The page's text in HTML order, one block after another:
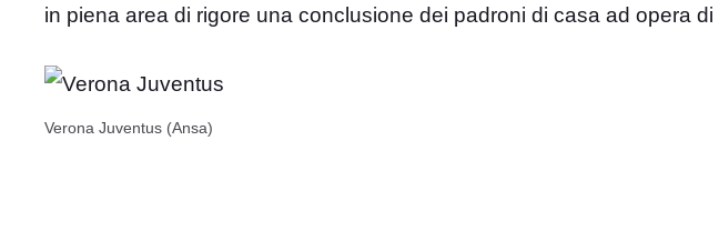
in piena area di rigore una conclusione dei padroni di casa ad opera di
Verona Juventus (Ansa)